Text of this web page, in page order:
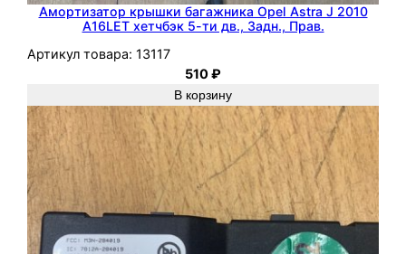
n
a
0
1
4
A
1
8
X
Амортизатор крышки багажника Opel Astra J 2010
A16LET хетчбэк 5-ти дв., Задн., Прав.
Артикул товара: 13117
510₽
В корзину